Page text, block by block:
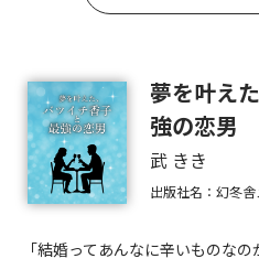
夢を叶え
強の恋男
武 きき
出版社名：幻冬
「結婚ってあんなに辛いものなの